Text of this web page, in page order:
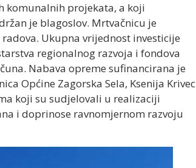
komunalnih projekata, a koji
je blagoslov. Mrtvačnicu je
Ukupna vrijednost investicije
regionalnog razvoja i fondova
Nabava opreme sufinancirana je
Općine Zagorska Sela, Ksenija Krivec
koji su sudjelovali u realizaciji
i doprinose ravnomjernom razvoju